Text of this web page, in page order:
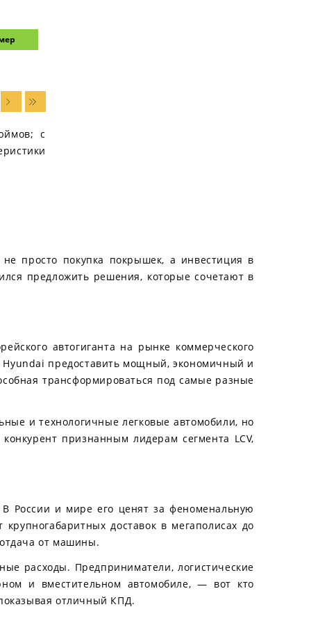
с
просто покупка покрышек, а инвестиция в
предложить решения, которые сочетают в
автогиганта на рынке коммерческого
Hyundai предоставить мощный, экономичный и
трансформироваться под самые разные
и технологичные легковые автомобили, но
признанным лидерам сегмента LCV,
России и мире его ценят за феноменальную
доставок в мегаполисах до
отдача от машины.
расходы. Предприниматели, логистические
и вместительном автомобиле, — вот кто
отличный КПД.